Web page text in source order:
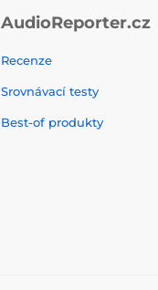
AudioReporter.cz
Recenze
Srovnávací testy
Best-of produkty